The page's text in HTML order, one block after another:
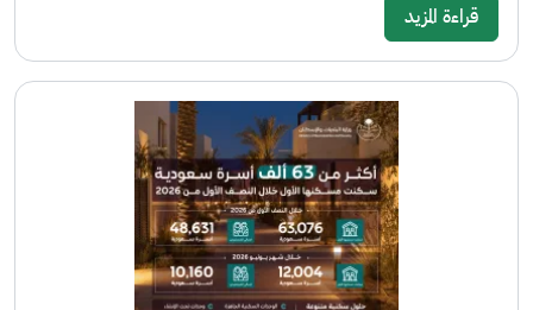
قراءة المزيد